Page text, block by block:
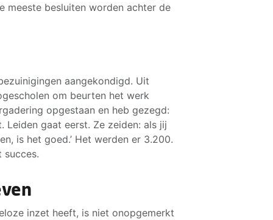
meeste besluiten worden achter de
aangekondigd. Uit
om beurten het werk
opgestaan en heb gezegd:
Leiden gaat eerst. Ze zeiden: als jij
is het goed.’ Het werden er 3.200.
succes.
inzet heeft, is niet onopgemerkt